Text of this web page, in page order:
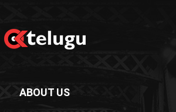
ABOUT US